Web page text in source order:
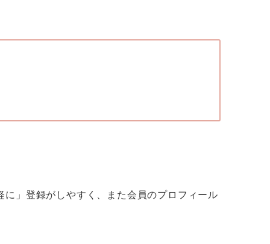
」登録がしやすく、また会員のプロフィール